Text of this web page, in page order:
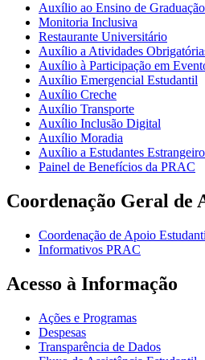
Auxílio ao Ensino de Graduação
Monitoria Inclusiva
Restaurante Universitário
Auxílio a Atividades
Auxílio à Participação em
Auxílio Emergencial Estudantil
Auxílio Creche
Auxílio Transporte
Auxílio Inclusão Digital
Auxílio Moradia
Auxílio a Estudantes
Painel de Benefícios da PRAC
Coordenação Geral de
Coordenação de Apoio
Informativos PRAC
Acesso à Informação
Ações e Programas
Despesas
Transparência de Dados